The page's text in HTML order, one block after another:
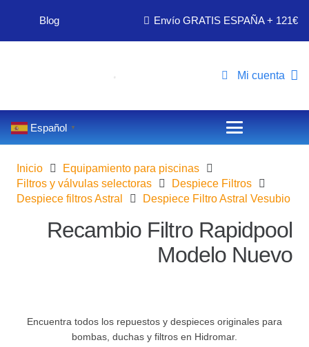
Blog Envío GRATIS ESPAÑA + 121€
Mi cuenta
Español ▼
Inicio
Equipamiento para piscinas
Filtros y válvulas selectoras
Despiece Filtros
Despiece filtros Astral
Despiece Filtro Astral Vesubio
Recambio Filtro Rapidpool
Modelo Nuevo
Encuentra todos los repuestos y despieces originales para
bombas, duchas y filtros en Hidromar.